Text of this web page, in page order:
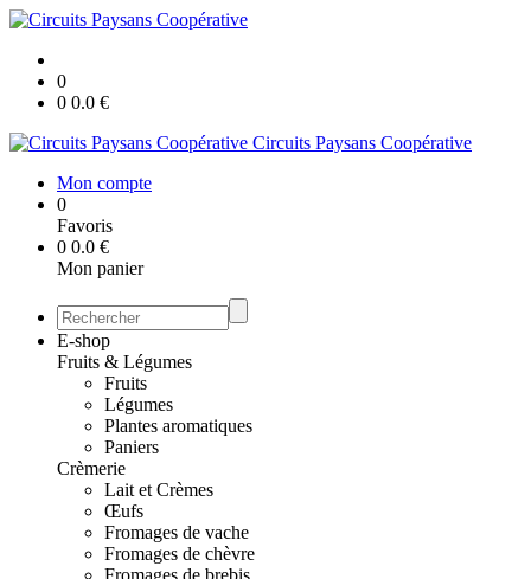
0
0 0.0 €
Circuits Paysans Coopérative
Mon compte
0
Favoris
0 0.0 €
Mon panier
E-shop
Fruits & Légumes
Fruits
Légumes
Plantes aromatiques
Paniers
Crèmerie
Lait et Crèmes
Œufs
Fromages de vache
Fromages de chèvre
Fromages de brebis